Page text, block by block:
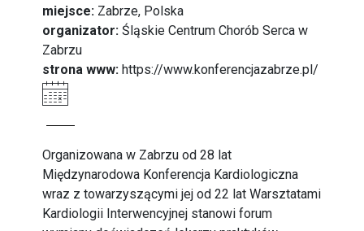
miejsce: Zabrze, Polska
organizator: Śląskie Centrum Chorób Serca w
Zabrzu
strona www: https://www.konferencjazabrze.pl/
Organizowana w Zabrzu od 28 lat
Międzynarodowa Konferencja Kardiologiczna
wraz z towarzyszącymi jej od 22 lat Warsztatami
Kardiologii Interwencyjnej stanowi forum